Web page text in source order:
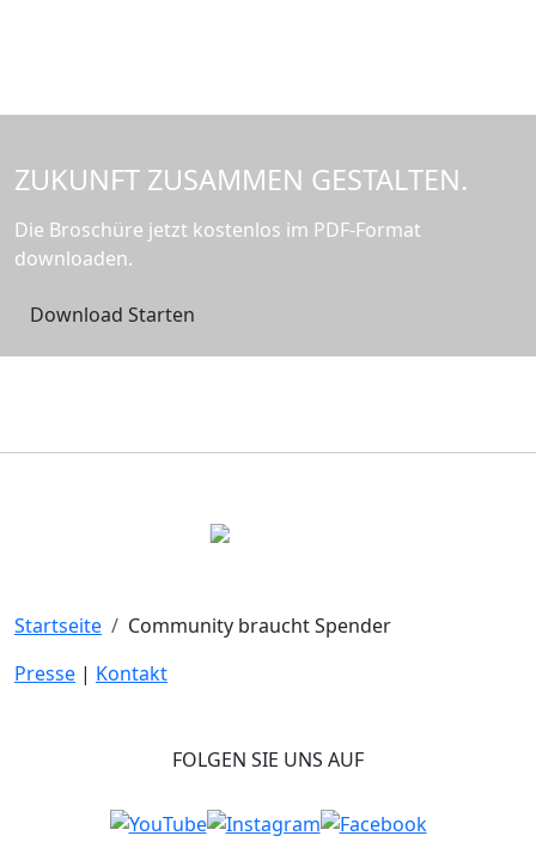
ZUKUNFT ZUSAMMEN GESTALTEN.
Die Broschüre jetzt kostenlos im PDF-Format
downloaden.
Download Starten
Startseite
Community braucht Spender
Presse | Kontakt
FOLGEN SIE UNS AUF